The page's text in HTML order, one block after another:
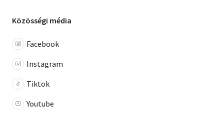
Közösségi média
Facebook
Instagram
Tiktok
Youtube